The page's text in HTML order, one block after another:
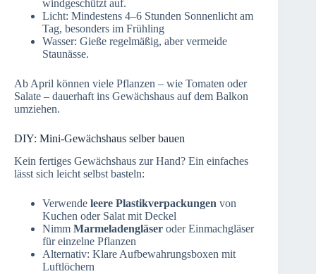
windgeschützt auf.
Licht: Mindestens 4–6 Stunden Sonnenlicht am
Tag, besonders im Frühling
Wasser: Gieße regelmäßig, aber vermeide
Staunässe.
Ab April können viele Pflanzen – wie Tomaten oder
Salate – dauerhaft ins Gewächshaus auf dem Balkon
umziehen.
DIY: Mini-Gewächshaus selber bauen
Kein fertiges Gewächshaus zur Hand? Ein einfaches
lässt sich leicht selbst basteln:
Verwende leere Plastikverpackungen von
Kuchen oder Salat mit Deckel
Nimm Marmeladengläser oder Einmachgläser
für einzelne Pflanzen
Alternativ: Klare Aufbewahrungsboxen mit
Luftlöchern